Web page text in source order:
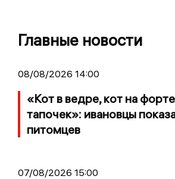
Главные новости
08/08/2026 14:00
«Кот в ведре, кот на
тапочек»: ивановцы
питомцев
07/08/2026 15:00